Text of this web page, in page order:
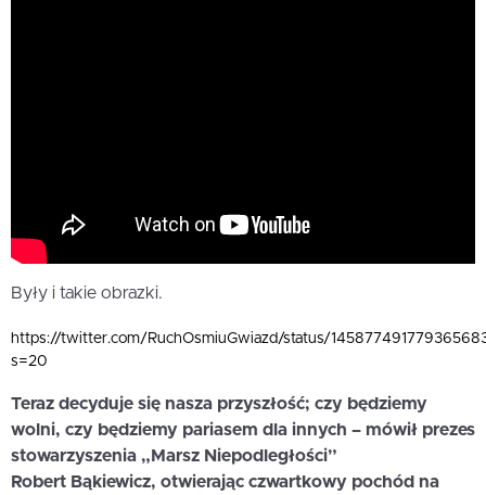
Były i takie obrazki.
https://twitter.com/RuchOsmiuGwiazd/status/
s=20
Teraz decyduje się nasza przyszłość; czy będziemy
wolni, czy będziemy pariasem dla innych – mówił prezes
stowarzyszenia „Marsz Niepodległości”
Robert Bąkiewicz, otwierając czwartkowy pochód na